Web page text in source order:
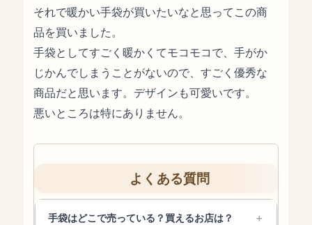
それで暖かい手袋が買いたいなと思ってこの商
品を買いました。
手袋としてすごく暖かくてモコモコで、手がか
じかんでしまうことがないので、すごく優秀な
商品だと思います。デザインも可愛いです。
悪いところは特にありません。
よくある質問
手袋はどこで売っている？買えるお店は？